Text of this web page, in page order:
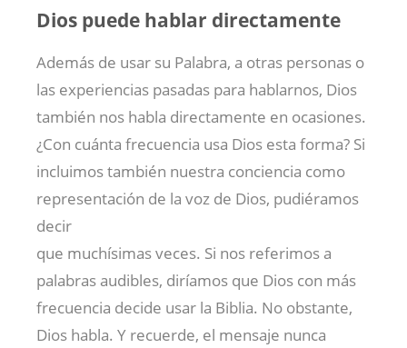
Dios puede hablar directamente
Además de usar su Palabra, a otras personas o
las experiencias pasadas para hablarnos, Dios
también nos habla directamente en ocasiones.
¿Con cuánta frecuencia usa Dios esta forma? Si
incluimos también nuestra conciencia como
representación de la voz de Dios, pudiéramos
decir
que muchísimas veces. Si nos referimos a
palabras audibles, diríamos que Dios con más
frecuencia decide usar la Biblia. No obstante,
Dios habla. Y recuerde, el mensaje nunca